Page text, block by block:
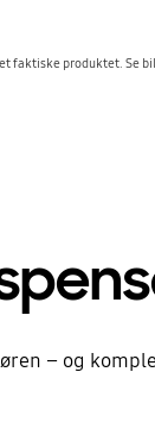
faktiske produktet. Se
– og